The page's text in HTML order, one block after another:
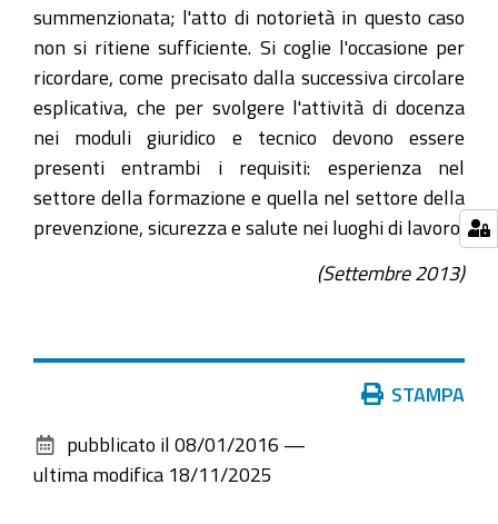
summenzionata; l'atto di notorietà in questo caso
non si ritiene sufficiente. Si coglie l'occasione per
ricordare, come precisato dalla successiva circolare
esplicativa, che per svolgere l'attività di docenza
nei moduli giuridico e tecnico devono essere
presenti entrambi i requisiti: esperienza nel
settore della formazione e quella nel settore della
prevenzione, sicurezza e salute nei luoghi di lavoro.
(Settembre 2013)
documento
STAMPA
pubblicato il 08/01/2016 —
ultima modifica 18/11/2025